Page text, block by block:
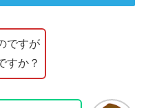
ですが
すか？